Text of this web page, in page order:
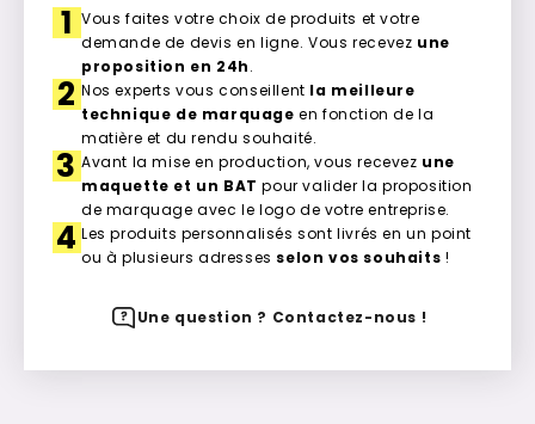
1 Vous faites votre choix de produits et votre
demande de devis en ligne. Vous recevez une
proposition en 24h.
2 Nos experts vous conseillent la meilleure
technique de marquage en fonction de la
matière et du rendu souhaité.
3 Avant la mise en production, vous recevez une
maquette et un BAT pour valider la proposition
de marquage avec le logo de votre entreprise.
4 Les produits personnalisés sont livrés en un point
ou à plusieurs adresses selon vos souhaits !
Une question ? Contactez-nous !